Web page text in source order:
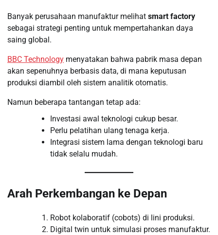
Banyak perusahaan manufaktur melihat smart factory
sebagai strategi penting untuk mempertahankan daya
saing global.
BBC Technology menyatakan bahwa pabrik masa depan
akan sepenuhnya berbasis data, di mana keputusan
produksi diambil oleh sistem analitik otomatis.
Namun beberapa tantangan tetap ada:
Investasi awal teknologi cukup besar.
Perlu pelatihan ulang tenaga kerja.
Integrasi sistem lama dengan teknologi baru
tidak selalu mudah.
Arah Perkembangan ke Depan
Robot kolaboratif (cobots) di lini produksi.
Digital twin untuk simulasi proses manufaktur.